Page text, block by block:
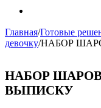
Главная/Готовые
девочку/НАБОР
НАБОР
ВЫПИСКУ